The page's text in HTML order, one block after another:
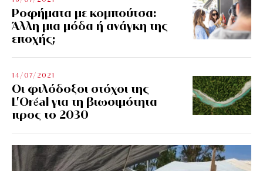
Ροφήματα με κομπούτσα:
Άλλη μια μόδα ή ανάγκη της
εποχής;
14/07/2021
Οι φιλόδοξοι στόχοι της
L’Oréal για τη βιωσιμότητα
προς το 2030